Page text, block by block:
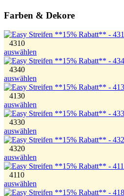
Farben & Dekore
4310
auswählen
4340
auswählen
4130
auswählen
4330
auswählen
4320
auswählen
4110
auswählen